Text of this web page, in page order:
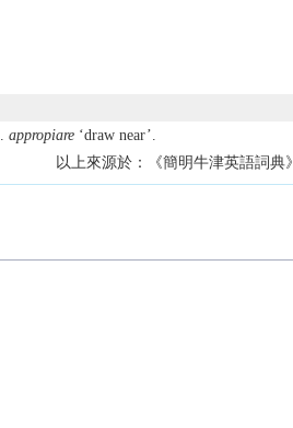
appropiare‘draw near’.
以上來源於：《簡明牛津英語詞典》